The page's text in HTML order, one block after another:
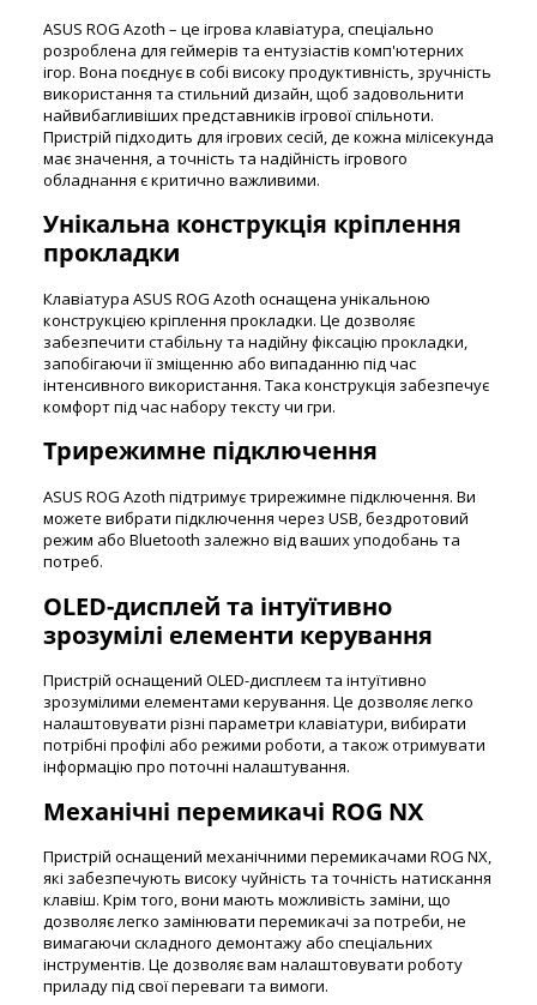
ASUS ROG Azoth – це ігрова клавіатура, спеціально
розроблена для геймерів та ентузіастів комп'ютерних
ігор. Вона поєднує в собі високу продуктивність, зручність
використання та стильний дизайн, щоб задовольнити
найвибагливіших представників ігрової спільноти.
Пристрій підходить для ігрових сесій, де кожна мілісекунда
має значення, а точність та надійність ігрового
обладнання є критично важливими.
Унікальна конструкція кріплення
прокладки
Клавіатура ASUS ROG Azoth оснащена унікальною
конструкцією кріплення прокладки. Це дозволяє
забезпечити стабільну та надійну фіксацію прокладки,
запобігаючи її зміщенню або випаданню під час
інтенсивного використання. Така конструкція забезпечує
комфорт під час набору тексту чи гри.
Трирежимне підключення
ASUS ROG Azoth підтримує трирежимне підключення. Ви
можете вибрати підключення через USB, бездротовий
режим або Bluetooth залежно від ваших уподобань та
потреб.
OLED-дисплей та інтуїтивно
зрозумілі елементи керування
Пристрій оснащений OLED-дисплеєм та інтуїтивно
зрозумілими елементами керування. Це дозволяє легко
налаштовувати різні параметри клавіатури, вибирати
потрібні профілі або режими роботи, а також отримувати
інформацію про поточні налаштування.
Механічні перемикачі ROG NX
Пристрій оснащений механічними перемикачами ROG NX,
які забезпечують високу чуйність та точність натискання
клавіш. Крім того, вони мають можливість заміни, що
дозволяє легко замінювати перемикачі за потреби, не
вимагаючи складного демонтажу або спеціальних
інструментів. Це дозволяє вам налаштовувати роботу
приладу під свої переваги та вимоги.